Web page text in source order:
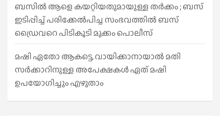
ബസിൽ ആളെ കയറ്റിയതുമായുള്ള തർക്കം ; ബസ്
ഇടിപ്പിച്ച് പരിക്കേൽപിച്ച സംഭവത്തിൽ ബസ്
ഡ്രൈവറെ പിടികൂടി മുക്കം പൊലീസ്
മഷി ഏതോ ആകട്ടെ, വായിക്കാനായാൽ മതി​
സർക്കാറിനുള്ള അപേക്ഷകൾ ഏത് മഷി
ഉപയോഗിച്ചും എഴുതാം